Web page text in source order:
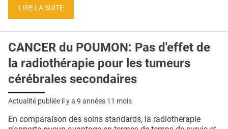
CONDITIONS GÉNÉRALES
CRÉDITS
LIRE LA SUITE
CANCER du POUMON: Pas d'effet de
la radiothérapie pour les tumeurs
cérébrales secondaires
Actualité publiée il y a 9 années 11 mois
En comparaison des soins standards, la radiothérapie